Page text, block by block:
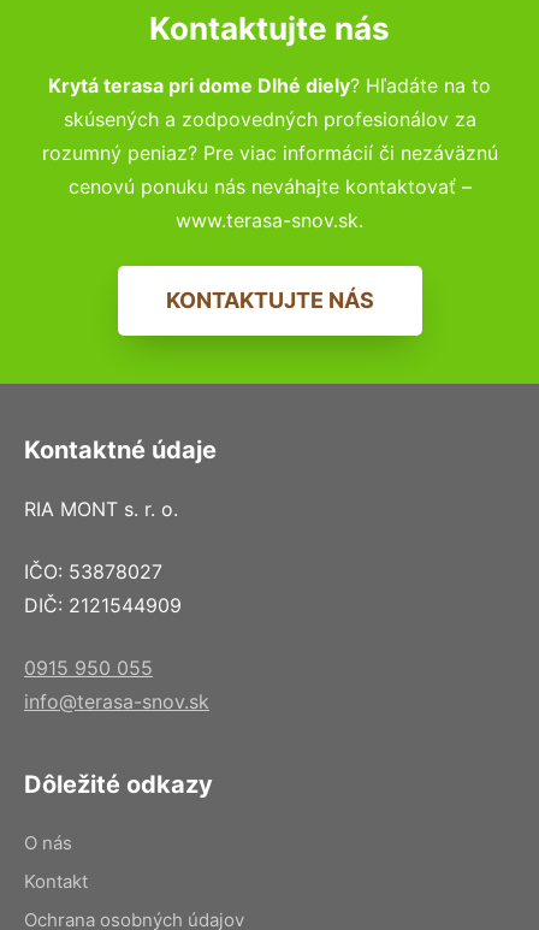
Kontaktujte nás
Krytá terasa pri dome Dlhé diely? Hľadáte na to
skúsených a zodpovedných profesionálov za
rozumný peniaz? Pre viac informácií či nezáväznú
cenovú ponuku nás neváhajte kontaktovať –
www.terasa-snov.sk.
KONTAKTUJTE NÁS
Kontaktné údaje
RIA MONT s. r. o.
IČO: 53878027
DIČ: 2121544909
0915 950 055
info@terasa-snov.sk
Dôležité odkazy
O nás
Kontakt
Ochrana osobných údajov